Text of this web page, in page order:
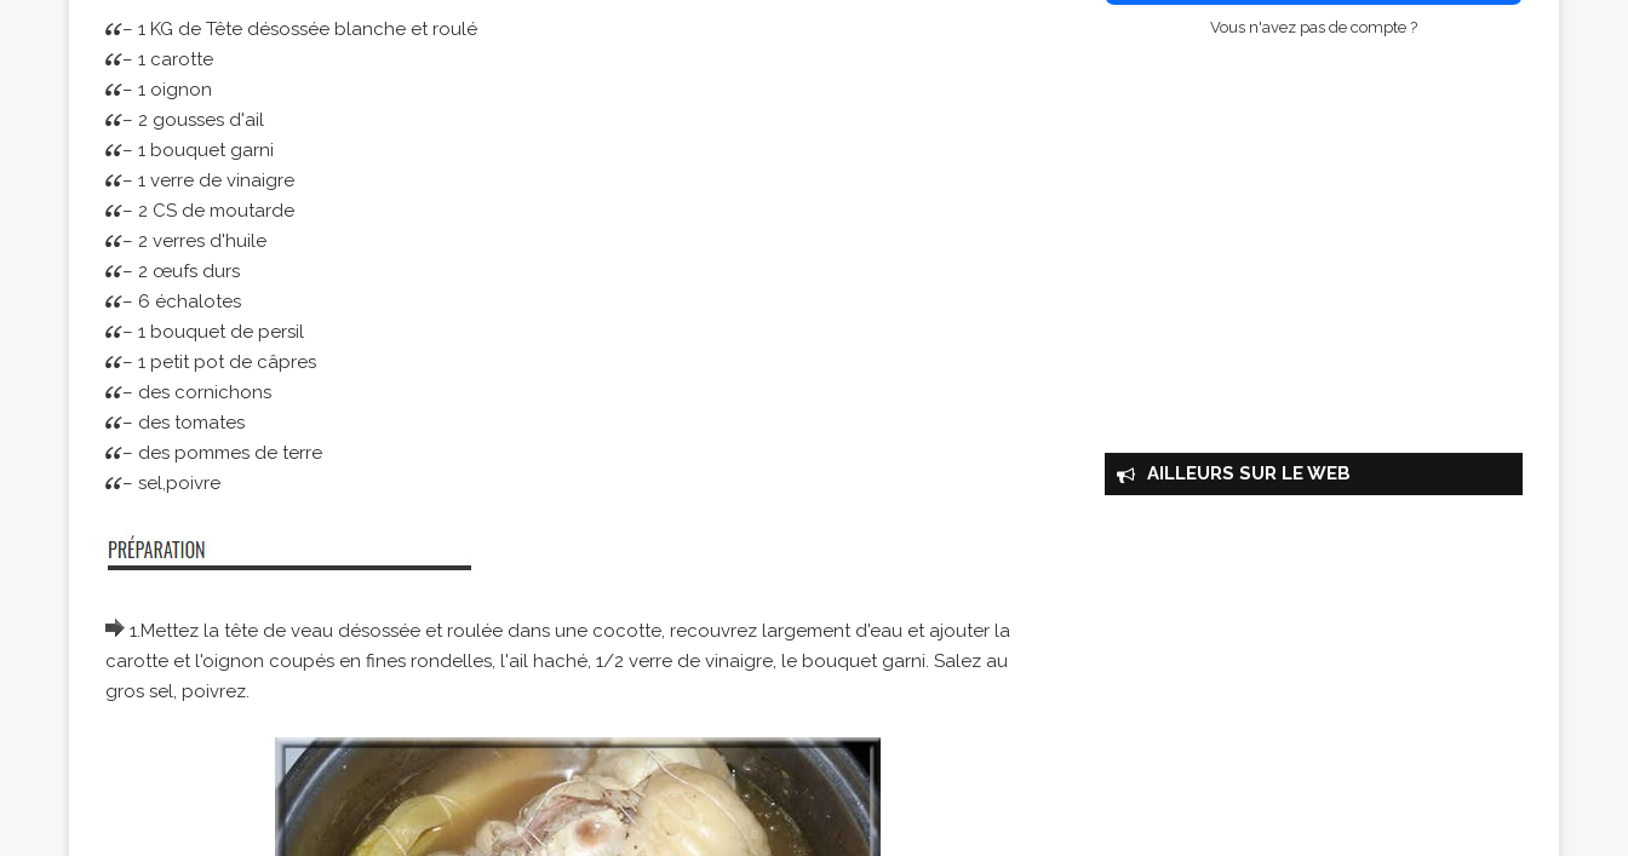
– 1 KG de Tête désossée blanche et roulé
– 1 carotte
– 1 oignon
– 2 gousses d'ail
– 1 bouquet garni
– 1 verre de vinaigre
– 2 CS de moutarde
– 2 verres d'huile
– 2 œufs durs
– 6 échalotes
– 1 bouquet de persil
– 1 petit pot de câpres
– des cornichons
– des tomates
– des pommes de terre
– sel,poivre
1.Mettez la tête de veau désossée et roulée dans une cocotte, recouvrez largement d'eau et ajouter la
carotte et l'oignon coupés en fines rondelles, l'ail haché, 1/2 verre de vinaigre, le bouquet garni. Salez au
gros sel, poivrez.
Vous n'avez pas de compte ?
AILLEURS SUR LE WEB